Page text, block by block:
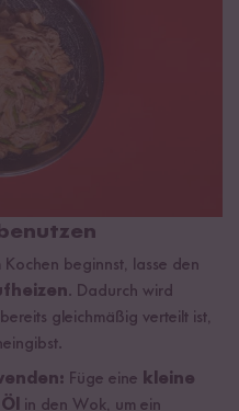
Kochen beginnst, lasse den
. Dadurch wird
gleichmäßig verteilt ist,
Füge eine kleine
in den Wok, um ein